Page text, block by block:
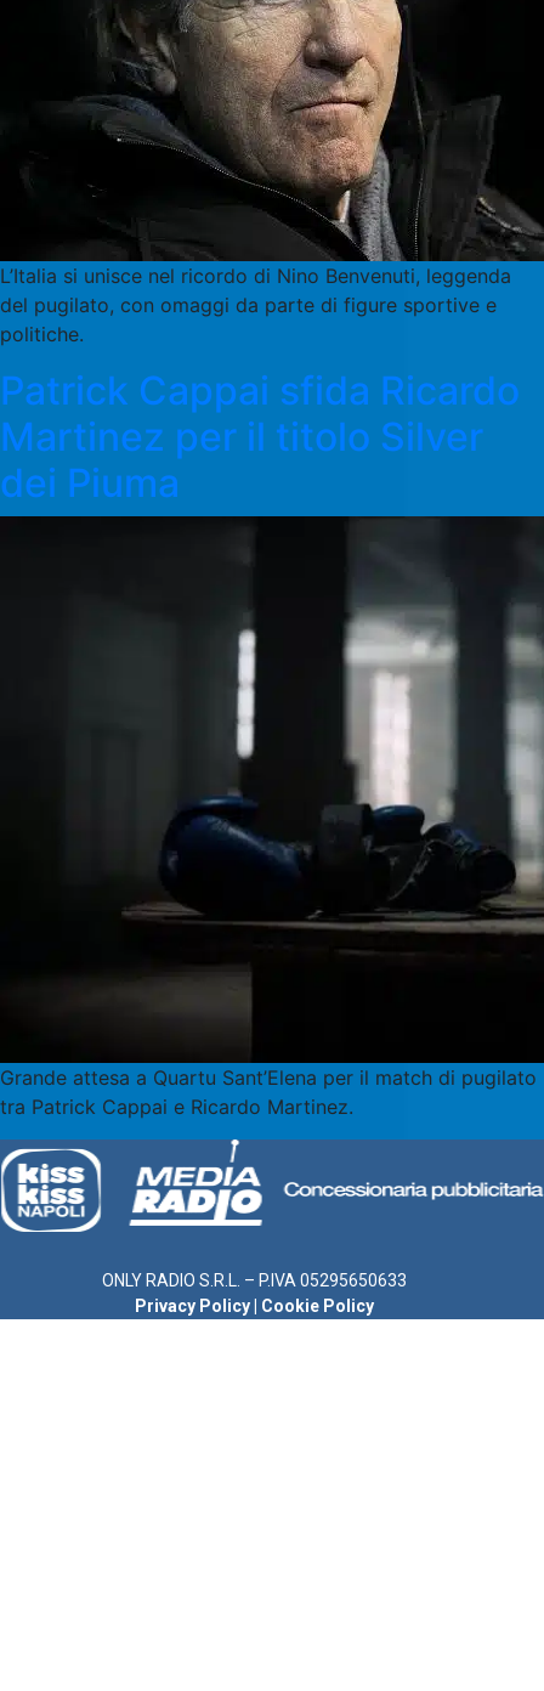
L’Italia si unisce nel ricordo di Nino Benvenuti, leggenda
del pugilato, con omaggi da parte di figure sportive e
politiche.
Patrick Cappai sfida Ricardo
Martinez per il titolo Silver
dei Piuma
Grande attesa a Quartu Sant’Elena per il match di pugilato
tra Patrick Cappai e Ricardo Martinez.
ONLY RADIO S.R.L. – P.IVA 05295650633
Privacy Policy
Cookie Policy